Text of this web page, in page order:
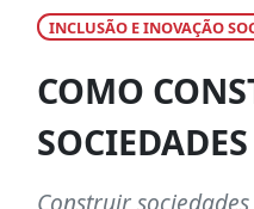
INCLUSÃO E INOVAÇÃO
COMO
Construir